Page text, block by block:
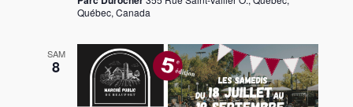
Québec, Canada
SAM
8